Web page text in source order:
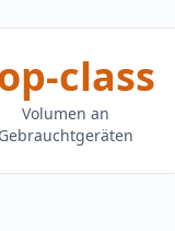
class
Volumen an
Gebrauchtgeräten